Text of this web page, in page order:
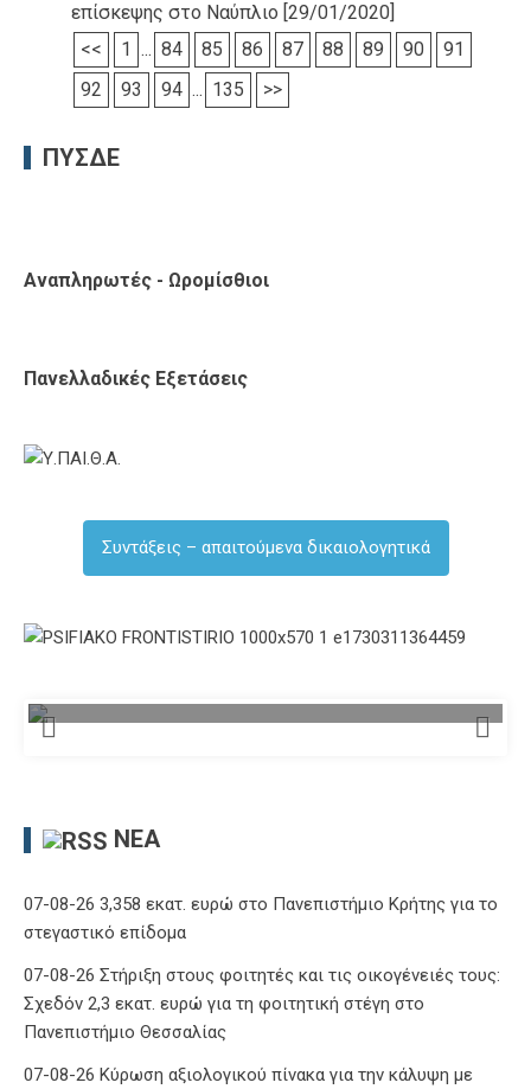
επίσκεψης στο Ναύπλιο [29/01/2020]
<<
1 ... 84 85 86 87 88 89 90
91
92
93 94 ... 135 >>
ΠΥΣΔΕ
Αναπληρωτές - Ωρομίσθιοι
Πανελλαδικές Εξετάσεις
Συντάξεις – απαιτούμενα δικαιολογητικά
ΝΈΑ
07-08-26 3,358 εκατ. ευρώ στο Πανεπιστήμιο Κρήτης για το
στεγαστικό επίδομα
07-08-26 Στήριξη στους φοιτητές και τις οικογένειές τους:
Σχεδόν 2,3 εκατ. ευρώ για τη φοιτητική στέγη στο
Πανεπιστήμιο Θεσσαλίας
07-08-26 Κύρωση αξιολογικού πίνακα για την κάλυψη με